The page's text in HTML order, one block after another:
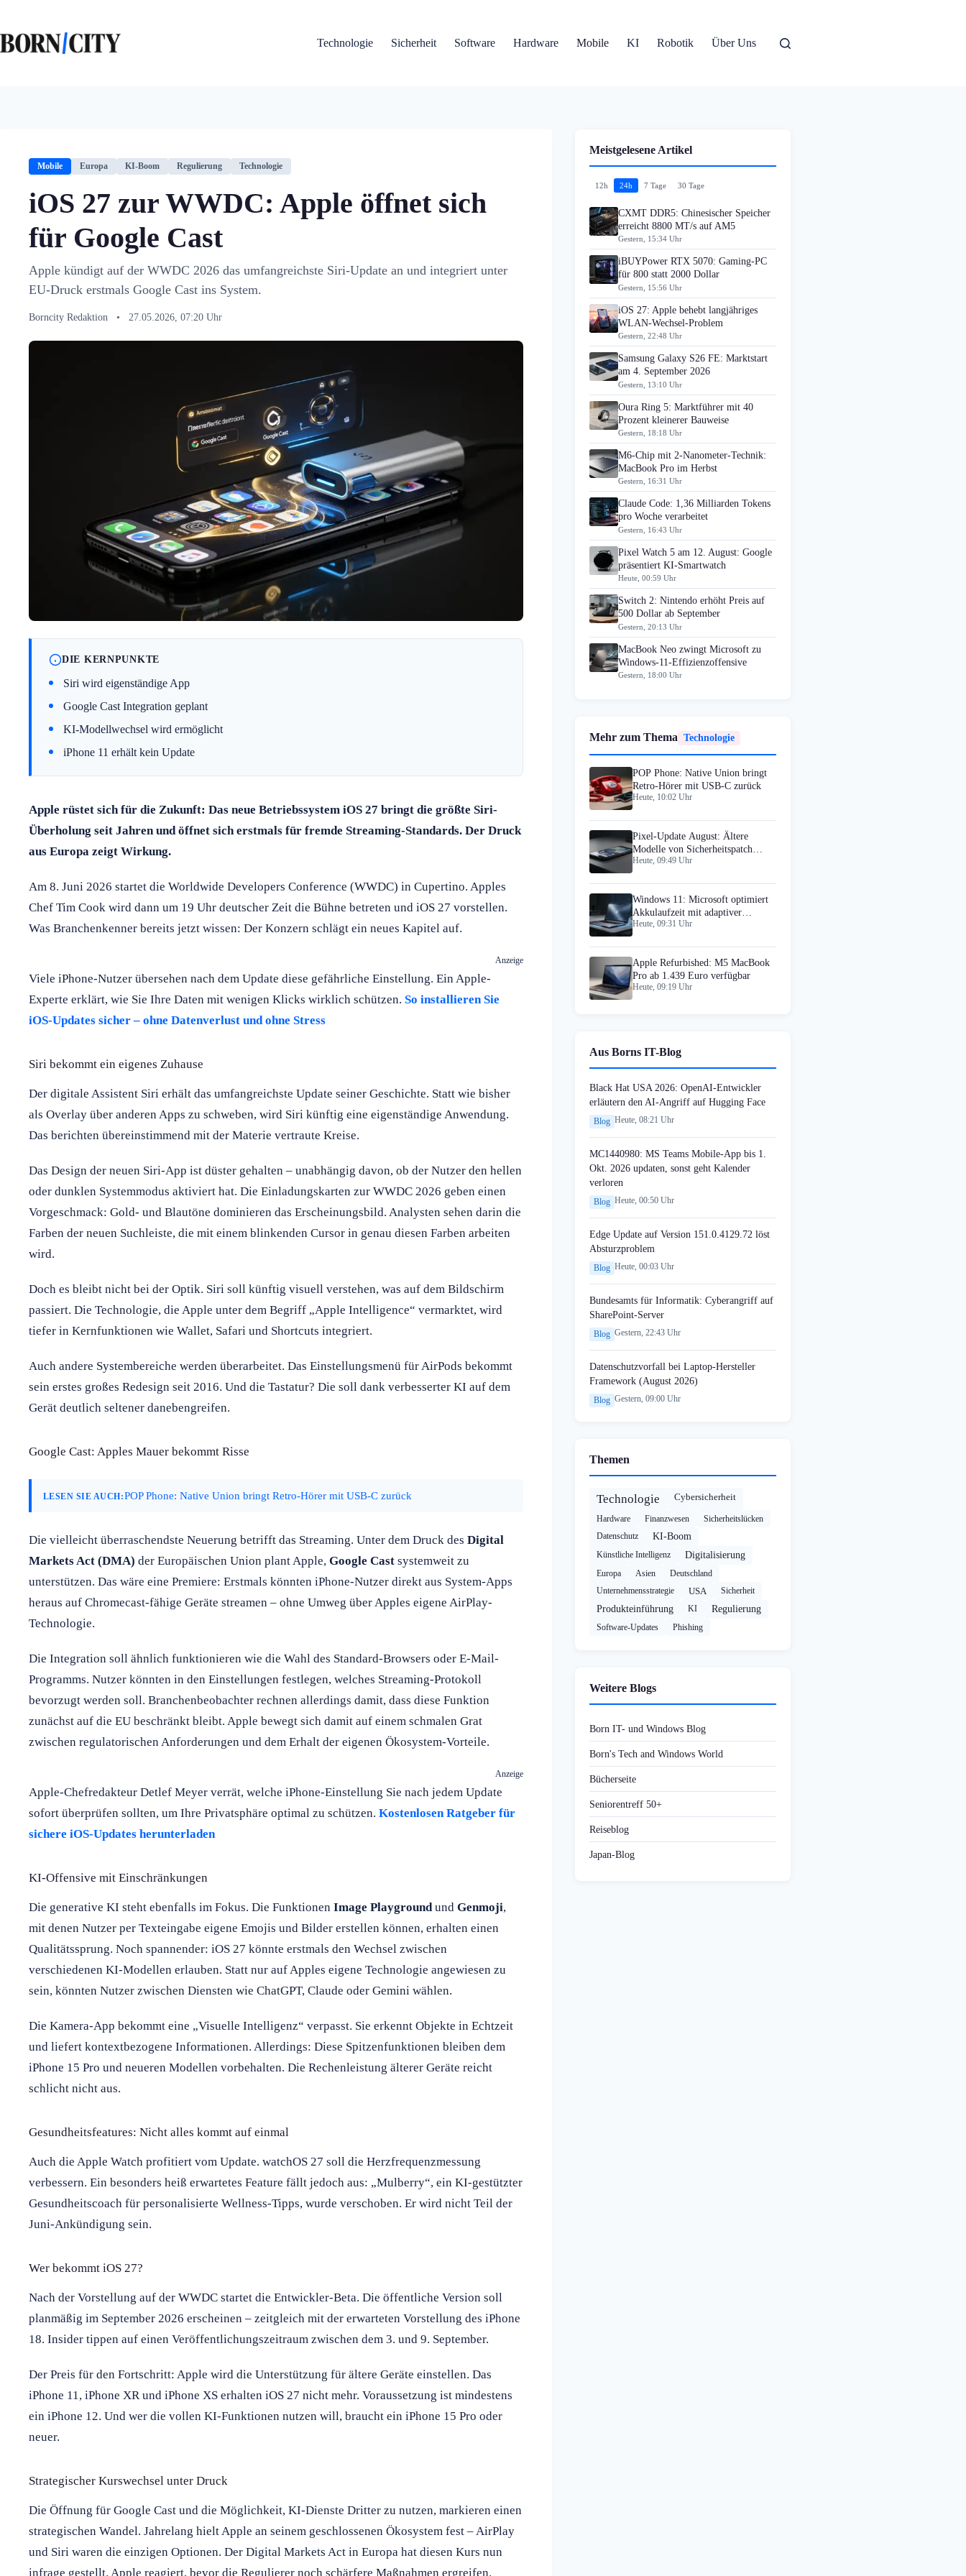
springen
Technologie
Sicherheit Software Hardware Mobile KI Robotik Über Uns
Mobile Europa KI-Boom Regulierung Technologie
iOS 27 zur WWDC: Apple öffnet sich
für Google Cast
Apple kündigt auf der WWDC 2026 das umfangreichste Siri-Update an und integriert unter
EU-Druck erstmals Google Cast ins System.
Borncity Redaktion • 27.05.2026, 07:20 Uhr
DIE KERNPUNKTE
Siri wird eigenständige App
Google Cast Integration geplant
KI-Modellwechsel wird ermöglicht
iPhone 11 erhält kein Update
Apple rüstet sich für die Zukunft: Das neue Betriebssystem iOS 27 bringt die größte Siri-
Überholung seit Jahren und öffnet sich erstmals für fremde Streaming-Standards. Der Druck
aus Europa zeigt Wirkung.
Am 8. Juni 2026 startet die Worldwide Developers Conference (WWDC) in Cupertino. Apples
Chef Tim Cook wird dann um 19 Uhr deutscher Zeit die Bühne betreten und iOS 27 vorstellen.
Was Branchenkenner bereits jetzt wissen: Der Konzern schlägt ein neues Kapitel auf.
Anzeige
Viele iPhone-Nutzer übersehen nach dem Update diese gefährliche Einstellung. Ein Apple-
Experte erklärt, wie Sie Ihre Daten mit wenigen Klicks wirklich schützen. So installieren Sie
iOS-Updates sicher – ohne Datenverlust und ohne Stress
Siri bekommt ein eigenes Zuhause
Der digitale Assistent Siri erhält das umfangreichste Update seiner Geschichte. Statt wie bisher
als Overlay über anderen Apps zu schweben, wird Siri künftig eine eigenständige Anwendung.
Das berichten übereinstimmend mit der Materie vertraute Kreise.
Das Design der neuen Siri-App ist düster gehalten – unabhängig davon, ob der Nutzer den hellen
oder dunklen Systemmodus aktiviert hat. Die Einladungskarten zur WWDC 2026 geben einen
Vorgeschmack: Gold- und Blautöne dominieren das Erscheinungsbild. Analysten sehen darin die
Farben der neuen Suchleiste, die mit einem blinkenden Cursor in genau diesen Farben arbeiten
wird.
Doch es bleibt nicht bei der Optik. Siri soll künftig visuell verstehen, was auf dem Bildschirm
passiert. Die Technologie, die Apple unter dem Begriff „Apple Intelligence“ vermarktet, wird
tiefer in Kernfunktionen wie Wallet, Safari und Shortcuts integriert.
Auch andere Systembereiche werden überarbeitet. Das Einstellungsmenü für AirPods bekommt
sein erstes großes Redesign seit 2016. Und die Tastatur? Die soll dank verbesserter KI auf dem
Gerät deutlich seltener danebengreifen.
Google Cast: Apples Mauer bekommt Risse
LESEN SIE AUCH:POP Phone: Native Union bringt Retro-Hörer mit USB-C zurück
Die vielleicht überraschendste Neuerung betrifft das Streaming. Unter dem Druck des Digital
Markets Act (DMA) der Europäischen Union plant Apple, Google Cast systemweit zu
unterstützen. Das wäre eine Premiere: Erstmals könnten iPhone-Nutzer direkt aus System-Apps
heraus auf Chromecast-fähige Geräte streamen – ohne Umweg über Apples eigene AirPlay-
Technologie.
Die Integration soll ähnlich funktionieren wie die Wahl des Standard-Browsers oder E-Mail-
Programms. Nutzer könnten in den Einstellungen festlegen, welches Streaming-Protokoll
bevorzugt werden soll. Branchenbeobachter rechnen allerdings damit, dass diese Funktion
zunächst auf die EU beschränkt bleibt. Apple bewegt sich damit auf einem schmalen Grat
zwischen regulatorischen Anforderungen und dem Erhalt der eigenen Ökosystem-Vorteile.
Anzeige
Apple-Chefredakteur Detlef Meyer verrät, welche iPhone-Einstellung Sie nach jedem Update
sofort überprüfen sollten, um Ihre Privatsphäre optimal zu schützen. Kostenlosen Ratgeber für
sichere iOS-Updates herunterladen
KI-Offensive mit Einschränkungen
Die generative KI steht ebenfalls im Fokus. Die Funktionen Image Playground und Genmoji,
mit denen Nutzer per Texteingabe eigene Emojis und Bilder erstellen können, erhalten einen
Qualitätssprung. Noch spannender: iOS 27 könnte erstmals den Wechsel zwischen
verschiedenen KI-Modellen erlauben. Statt nur auf Apples eigene Technologie angewiesen zu
sein, könnten Nutzer zwischen Diensten wie ChatGPT, Claude oder Gemini wählen.
Die Kamera-App bekommt eine „Visuelle Intelligenz“ verpasst. Sie erkennt Objekte in Echtzeit
und liefert kontextbezogene Informationen. Allerdings: Diese Spitzenfunktionen bleiben dem
iPhone 15 Pro und neueren Modellen vorbehalten. Die Rechenleistung älterer Geräte reicht
schlicht nicht aus.
Gesundheitsfeatures: Nicht alles kommt auf einmal
Auch die Apple Watch profitiert vom Update. watchOS 27 soll die Herzfrequenzmessung
verbessern. Ein besonders heiß erwartetes Feature fällt jedoch aus: „Mulberry“, ein KI-gestützter
Gesundheitscoach für personalisierte Wellness-Tipps, wurde verschoben. Er wird nicht Teil der
Juni-Ankündigung sein.
Wer bekommt iOS 27?
Nach der Vorstellung auf der WWDC startet die Entwickler-Beta. Die öffentliche Version soll
planmäßig im September 2026 erscheinen – zeitgleich mit der erwarteten Vorstellung des iPhone
18. Insider tippen auf einen Veröffentlichungszeitraum zwischen dem 3. und 9. September.
Der Preis für den Fortschritt: Apple wird die Unterstützung für ältere Geräte einstellen. Das
iPhone 11, iPhone XR und iPhone XS erhalten iOS 27 nicht mehr. Voraussetzung ist mindestens
ein iPhone 12. Und wer die vollen KI-Funktionen nutzen will, braucht ein iPhone 15 Pro oder
neuer.
Strategischer Kurswechsel unter Druck
Die Öffnung für Google Cast und die Möglichkeit, KI-Dienste Dritter zu nutzen, markieren einen
strategischen Wandel. Jahrelang hielt Apple an seinem geschlossenen Ökosystem fest – AirPlay
und Siri waren die einzigen Optionen. Der Digital Markets Act in Europa hat diesen Kurs nun
infrage gestellt. Apple reagiert, bevor die Regulierer noch schärfere Maßnahmen ergreifen.
Meistgelesene Artikel
12h 24h 7 Tage 30 Tage
CXMT DDR5: Chinesischer Speicher
erreicht 8800 MT/s auf AM5
Gestern, 15:34 Uhr
iBUYPower RTX 5070: Gaming-PC
für 800 statt 2000 Dollar
Gestern, 15:56 Uhr
iOS 27: Apple behebt langjähriges
WLAN-Wechsel-Problem
Gestern, 22:48 Uhr
Samsung Galaxy S26 FE: Marktstart
am 4. September 2026
Gestern, 13:10 Uhr
Oura Ring 5: Marktführer mit 40
Prozent kleinerer Bauweise
Gestern, 18:18 Uhr
M6-Chip mit 2-Nanometer-Technik:
MacBook Pro im Herbst
Gestern, 16:31 Uhr
Claude Code: 1,36 Milliarden Tokens
pro Woche verarbeitet
Gestern, 16:43 Uhr
Pixel Watch 5 am 12. August: Google
präsentiert KI-Smartwatch
Heute, 00:59 Uhr
Switch 2: Nintendo erhöht Preis auf
500 Dollar ab September
Gestern, 20:13 Uhr
MacBook Neo zwingt Microsoft zu
Windows-11-Effizienzoffensive
Gestern, 18:00 Uhr
Mehr zum Thema Technologie
POP Phone: Native Union bringt
Retro-Hörer mit USB-C zurück
Heute, 10:02 Uhr
Pixel-Update August: Ältere
Modelle von Sicherheitspatch
ausgeschlossen
Heute, 09:49 Uhr
Windows 11: Microsoft optimiert
Akkulaufzeit mit adaptiver
Hibernate
Heute, 09:31 Uhr
Apple Refurbished: M5 MacBook
Pro ab 1.439 Euro verfügbar
Heute, 09:19 Uhr
Aus Borns IT-Blog
Black Hat USA 2026: OpenAI-Entwickler
erläutern den AI-Angriff auf Hugging Face
Blog Heute, 08:21 Uhr
MC1440980: MS Teams Mobile-App bis 1.
Okt. 2026 updaten, sonst geht Kalender
verloren
Blog Heute, 00:50 Uhr
Edge Update auf Version 151.0.4129.72 löst
Absturzproblem
Blog Heute, 00:03 Uhr
Bundesamts für Informatik: Cyberangriff auf
SharePoint-Server
Blog Gestern, 22:43 Uhr
Datenschutzvorfall bei Laptop-Hersteller
Framework (August 2026)
Blog Gestern, 09:00 Uhr
Themen
Technologie Cybersicherheit
Hardware Finanzwesen
Sicherheitslücken
Datenschutz
KI-Boom
Künstliche Intelligenz Digitalisierung
Europa Asien
Deutschland
Unternehmensstrategie
USA Sicherheit
Produkteinführung KI Regulierung
Software-Updates Phishing
Weitere Blogs
Born IT- und Windows Blog
Born's Tech and Windows World
Bücherseite
Seniorentreff 50+
Reiseblog
Japan-Blog